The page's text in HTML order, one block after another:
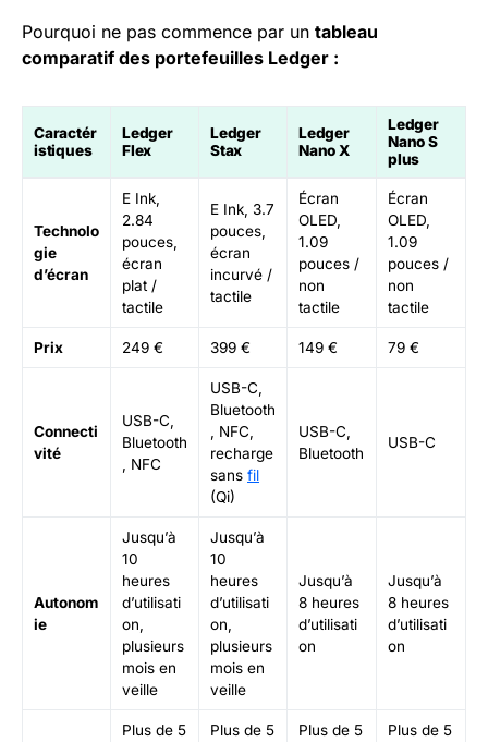
Pourquoi ne pas commence par un tableau
comparatif des portefeuilles Ledger :
Caractér
istiques
Ledger
Flex
Ledger
Stax
Ledger
Nano X
Ledger
Nano S
plus
Technolo
gie
d’écran
E Ink,
2.84
pouces,
écran
plat /
tactile
E Ink, 3.7
pouces,
écran
incurvé /
tactile
Écran
OLED,
1.09
pouces /
non
tactile
Écran
OLED,
1.09
pouces /
non
tactile
Prix 249 € 399 € 149 € 79 €
Connecti
vité
USB-C,
Bluetooth
, NFC
USB-C,
Bluetooth
, NFC,
recharge
sans fil
(Qi)
USB-C,
Bluetooth
USB-C
Autonom
ie
Jusqu’à
10
heures
d’utilisati
on,
plusieurs
mois en
veille
Jusqu’à
10
heures
d’utilisati
on,
plusieurs
mois en
veille
Jusqu’à
8 heures
d’utilisati
on
Jusqu’à
8 heures
d’utilisati
on
Plus de 5
Plus de 5
Plus de 5
Plus de 5